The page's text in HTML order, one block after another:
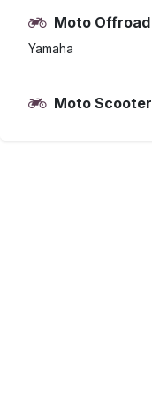
Moto Offroad
Yamaha
Moto Scooter